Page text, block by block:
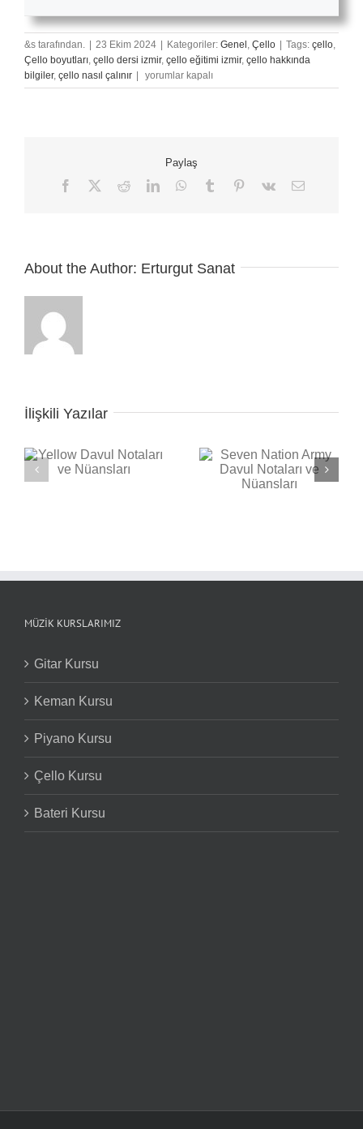
&s tarafından. 23 Ekim 2024 Kategoriler: Genel , Çello Tags: çello,
Çello boyutları, çello dersi izmir, çello eğitimi izmir, çello hakkında
bilgiler, çello nasıl çalınır
Klarnet
İçin
İpuçları
için
yorumlar kapalı
Paylaş
Facebook RedditLinkedInWhatsApp
Tumblr Pinterest
Vk
E-
About the Author: Erturgut Sanat
İlişkili Yazılar
Seven Nation Army
Back in Black Davul
Notaları ve Nüansları
MÜZIK KURSLARIMIZ
Gitar Kursu
Keman Kursu
Piyano Kursu
Çello Kursu
Bateri Kursu